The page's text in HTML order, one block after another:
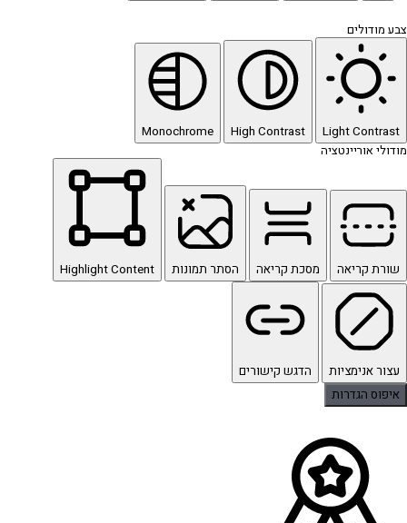
צבע מודולים
Light Contrast
High Contrast
Monochrome
מודולי אוריינטציה
שורת קריאה מסכת קריאה הסתר תמונות Highlight Content
עצור אנימציות
הדגש קישורים
איפוס הגדרות